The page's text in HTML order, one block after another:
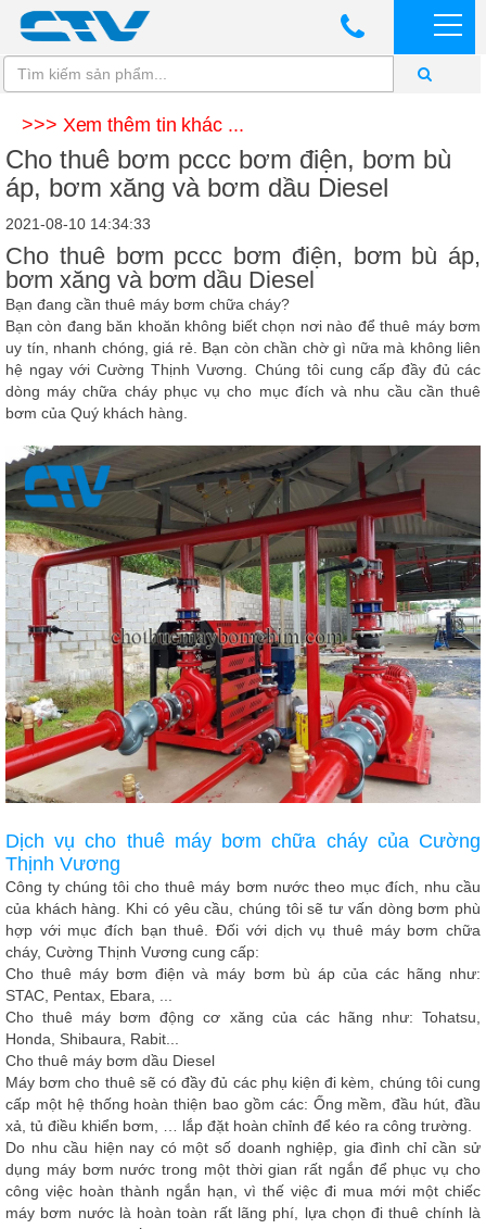
>>> Xem thêm tin khác ...
Cho thuê bơm pccc bơm điện, bơm bù
áp, bơm xăng và bơm dầu Diesel
2021-08-10 14:34:33
Cho thuê bơm pccc bơm điện, bơm bù áp,
bơm xăng và bơm dầu Diesel
Bạn đang cần thuê máy bơm chữa cháy?
Bạn còn đang băn khoăn không biết chọn nơi nào để thuê máy bơm
uy tín, nhanh chóng, giá rẻ. Bạn còn chần chờ gì nữa mà không liên
hệ ngay vớiCường Thịnh Vương . Chúng tôi cung cấp đầy đủ các
dòng máy chữa cháy phục vụ cho mục đích và nhu cầu cần thuê
bơm của Quý khách hàng.
Dịch vụ cho thuê máy bơm chữa cháy của Cường
Thịnh Vương
Công ty chúng tôi cho thuê máy bơm nước theo mục đích, nhu cầu
của khách hàng. Khi có yêu cầu, chúng tôi sẽ tư vấn dòng bơm phù
hợp với mục đích bạn thuê. Đối với dịch vụ thuê máy bơm chữa
cháy, Cường Thịnh Vương cung cấp:
Cho thuê máy bơm điện và máy bơm bù áp của các hãng như:
STAC, Pentax, Ebara, ...
Cho thuê máy bơm động cơ xăng của các hãng như: Tohatsu,
Honda, Shibaura, Rabit...
Cho thuê máy bơm dầu Diesel
Máy bơm cho thuê sẽ có đầy đủ các phụ kiện đi kèm, chúng tôi cung
cấp một hệ thống hoàn thiện bao gồm các: Ống mềm, đầu hút, đầu
xả, tủ điều khiển bơm, … lắp đặt hoàn chỉnh để kéo ra công trường.
Do nhu cầu hiện nay có một số doanh nghiệp, gia đình chỉ cần sử
dụng máy bơm nước trong một thời gian rất ngắn để phục vụ cho
công việc hoàn thành ngắn hạn, vì thế việc đi mua mới một chiếc
máy bơm nước là hoàn toàn rất lãng phí, lựa chọn đi thuê chính là